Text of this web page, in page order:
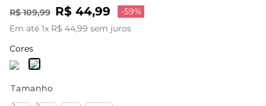
R$ 109,99 R$ 44,99 -59%
Em até 1x R$ 44,99 sem juros
Cores
Tamanho